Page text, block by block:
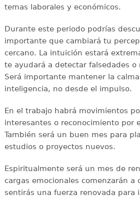
temas laborales y económicos.
Durante este periodo podrías
importante que cambiará tu
cercano. La intuición estará
te ayudará a detectar falsedades o
Será importante mantener la
inteligencia, no desde el impulso.
En el trabajo habrá movimientos
interesantes o reconocimiento por
También será un buen mes para
estudios o proyectos nuevos.
Espiritualmente será un mes de
cargas emocionales comenzarán a
sentirás una fuerza renovada para